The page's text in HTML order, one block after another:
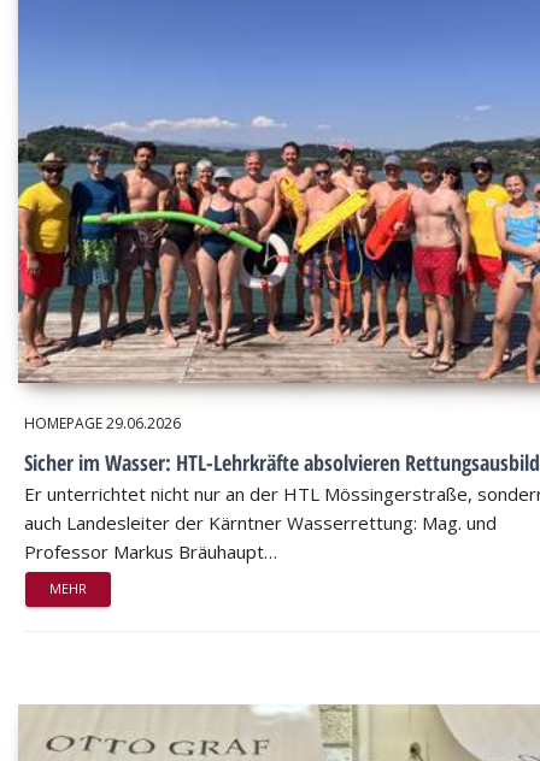
HOMEPAGE29.06.2026
Sicher im Wasser: HTL-Lehrkräfte absolvieren
Er unterrichtet nicht nur an der HTL Mössingerstraße,
auch Landesleiter der Kärntner Wasserrettung: Mag. und
Professor Markus Bräuhaupt…
MEHR